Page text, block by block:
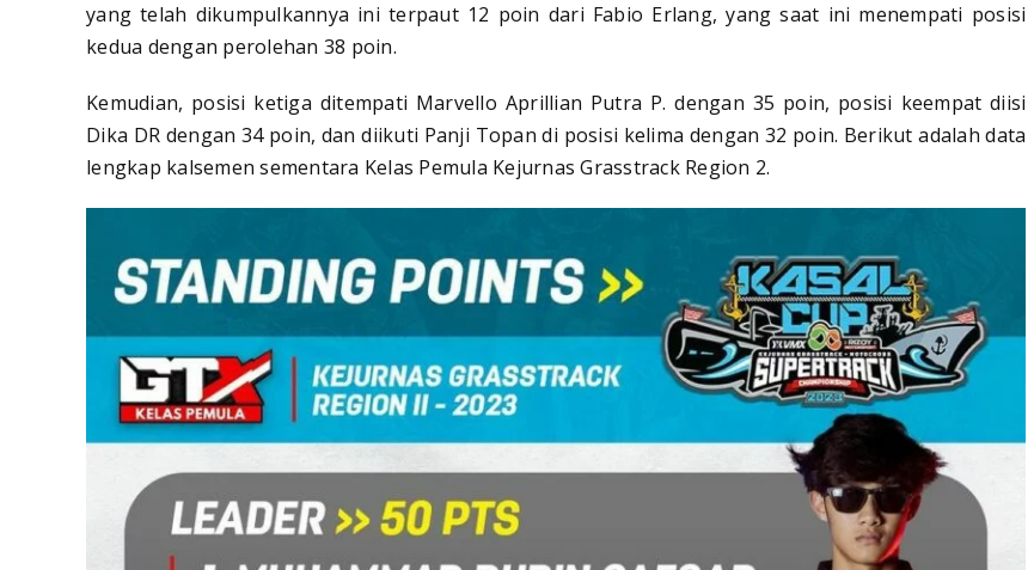
yang telah dikumpulkannya ini terpaut 12 poin dari Fabio Erlang, yang saat ini menempati posisi
kedua dengan perolehan 38 poin.
Kemudian, posisi ketiga ditempati Marvello Aprillian Putra P. dengan 35 poin, posisi keempat diisi
Dika DR dengan 34 poin, dan diikuti Panji Topan di posisi kelima dengan 32 poin. Berikut adalah data
lengkap kalsemen sementara Kelas Pemula Kejurnas Grasstrack Region 2.